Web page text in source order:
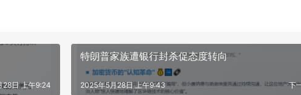
28日 上午9:24
特朗普家族遭银行封杀促态度转向
下
2025年5月28日 上午9:43